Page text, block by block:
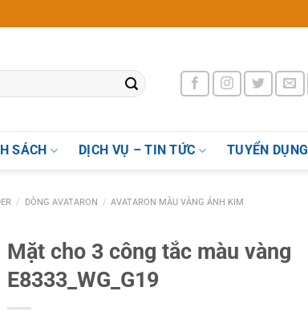
SÁCH DỊCH VỤ – TIN TỨC TUYỂN DỤNG
/ DÒNG AVATARON / AVATARON MÀU VÀNG ÁNH KIM
Mặt cho 3 công tắc màu vàng
E8333_WG_G19